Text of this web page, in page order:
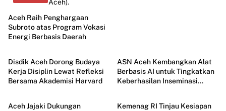
Aceh Raih Penghargaan
Subroto atas Program Vokasi
Energi Berbasis Daerah
Aceh
Disdik Aceh Dorong Budaya
Kerja Disiplin Lewat Refleksi
Bersama Akademisi Harvard
ASN Aceh Kembangkan Alat
Berbasis AI untuk Tingkatkan
Keberhasilan Inseminasi
Aceh
Aceh Jajaki Dukungan
Aceh
Kemenag RI Tinjau Kesiapan